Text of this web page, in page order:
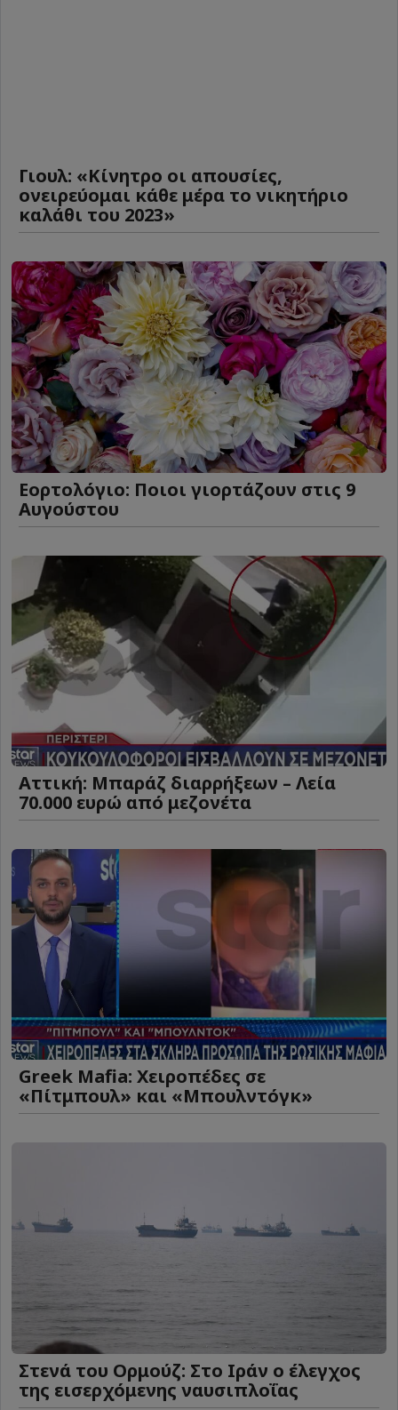
Γιουλ: «Κίνητρο οι απουσίες,
ονειρεύομαι κάθε μέρα το νικητήριο
καλάθι του 2023»
Εορτολόγιο: Ποιοι γιορτάζουν στις 9
Αυγούστου
Αττική: Μπαράζ διαρρήξεων – Λεία
70.000 ευρώ από μεζονέτα
Greek Mafia: Χειροπέδες σε
«Πίτμπουλ» και «Μπουλντόγκ»
Στενά του Ορμούζ: Στο Ιράν ο έλεγχος
της εισερχόμενης ναυσιπλοΐας